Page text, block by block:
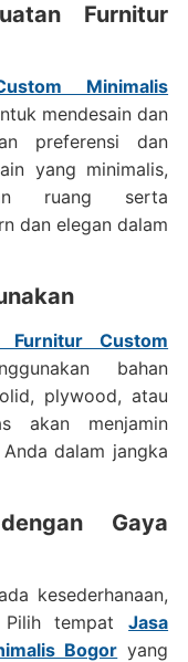
Furnitur
Minimalis
mendesain dan
preferensi dan
yang minimalis,
ruang serta
dan elegan dalam
Furnitur Custom
bahan
plywood, atau
akan menjamin
dalam jangka
Gaya
kesederhanaan,
Pilih tempatJasa
Bogor yang